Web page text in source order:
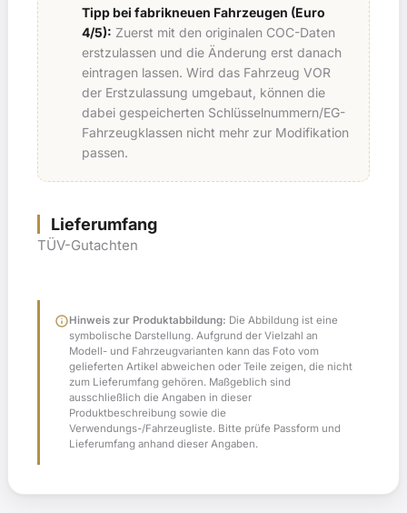
Tipp bei fabrikneuen Fahrzeugen (Euro
4/5): Zuerst mit den originalen COC-Daten
erstzulassen und die Änderung erst danach
eintragen lassen. Wird das Fahrzeug VOR
der Erstzulassung umgebaut, können die
dabei gespeicherten Schlüsselnummern/EG-
Fahrzeugklassen nicht mehr zur Modifikation
passen.
Lieferumfang
TÜV-Gutachten
infoHinweis zur Produktabbildung: Die Abbildung ist eine
symbolische Darstellung. Aufgrund der Vielzahl an
Modell- und Fahrzeugvarianten kann das Foto vom
gelieferten Artikel abweichen oder Teile zeigen, die nicht
zum Lieferumfang gehören. Maßgeblich sind
ausschließlich die Angaben in dieser
Produktbeschreibung sowie die
Verwendungs-/Fahrzeugliste. Bitte prüfe Passform und
Lieferumfang anhand dieser Angaben.